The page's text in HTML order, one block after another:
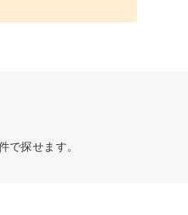
で探せます。